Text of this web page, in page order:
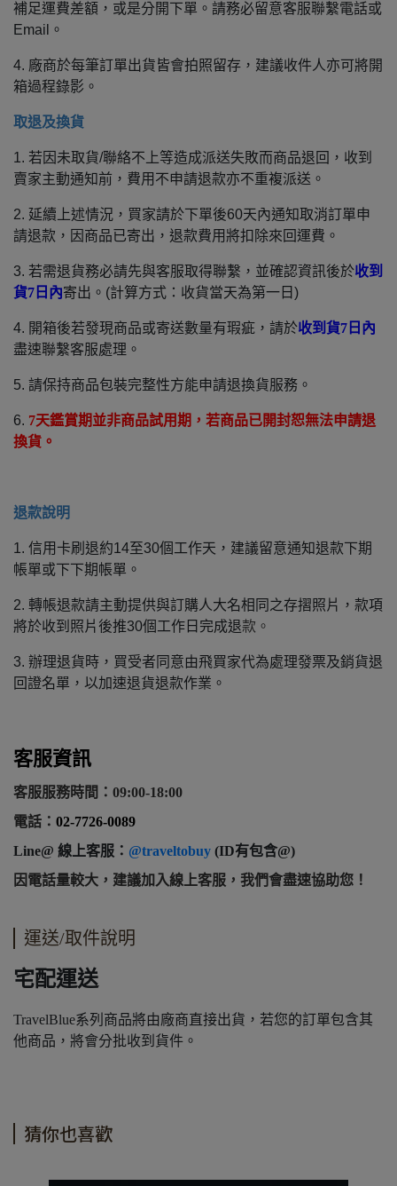
補足運費差額，或是分開下單。請務必留意客服聯繫電話或
Email。
4. 廠商於每筆訂單出貨皆會拍照留存，建議收件人亦可將開
箱過程錄影。
取退及換貨
1. 若因未取貨/聯絡不上等造成派送失敗而商品退回，收到
賣家主動通知前，費用不申請退款亦不重複派送。
2. 延續上述情況，買家請於下單後60天內通知取消訂單申
請退款，因商品已寄出，退款費用將扣除來回運費。
3. 若需退貨務必請先與客服取得聯繫，並確認資訊後於收到
貨7日內寄出。(計算方式：收貨當天為第一日)
4. 開箱後若發現商品或寄送數量有瑕疵，請於收到貨7日內
盡速聯繫客服處理。
5. 請保持商品包裝完整性方能申請退換貨服務。
6. 7天鑑賞期並非商品試用期，若商品已開封恕無法申請退
換貨。
退款說明
1. 信用卡刷退約14至30個工作天，建議留意通知退款下期
帳單或下下期帳單。
2. 轉帳退款請主動提供與訂購人大名相同之存摺照片，款項
將於收到照片後推30個工作日完成退款。
3. 辦理退貨時，買受者同意由飛買家代為處理發票及銷貨退
回證名單，以加速退貨退款作業。
客服資訊
客服服務時間：09:00-18:00
電話： 02-7726-0089
Line@ 線上客服： @traveltobuy (ID有包含@)
因電話量較大，建議加入線上客服，我們會盡速協助您！
運送/取件說明
宅配運送
TravelBlue系列商品將由廠商直接出貨，若您的訂單包含其
他商品，將會分批收到貨件。
猜你也喜歡